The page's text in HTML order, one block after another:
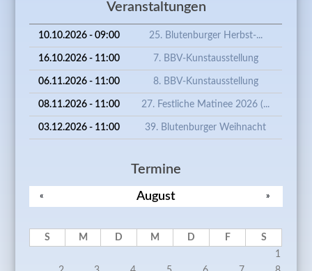
Veranstaltungen
10.10.2026 - 09:00 25. Blutenburger Herbst-...
16.10.2026 - 11:00 7. BBV-Kunstausstellung
06.11.2026 - 11:00 8. BBV-Kunstausstellung
08.11.2026 - 11:00 27. Festliche Matinee 2026 (...
03.12.2026 - 11:00 39. Blutenburger Weihnacht
Termine
August
« »
S M D M D F
S
1